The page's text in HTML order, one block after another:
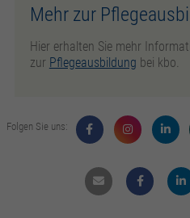
Mehr zur
Hier erhalten Sie mehr
zur Pflegeausbildung bei kbo.
Folgen Sie uns:
Mail Facebook